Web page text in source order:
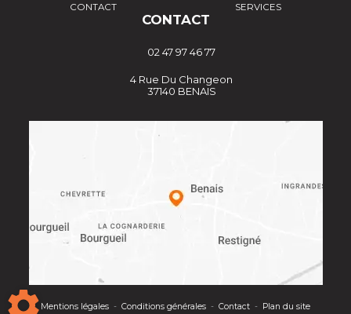
CONTACT
SERVICES
CONTACT
02 47 97 46 77
4 Rue Du Changeon
37140 BENAIS
Mentions légales - Conditions générales - Contact - Plan du site